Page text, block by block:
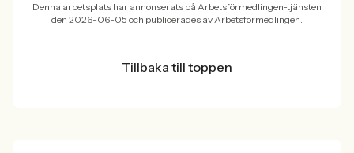
Denna arbetsplats har annonserats på Arbetsförmedlingen-tjänsten
den 2026-06-05 och publicerades av Arbetsförmedlingen.
Tillbaka till toppen